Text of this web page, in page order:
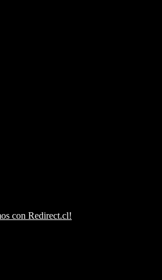
con Redirect.cl!